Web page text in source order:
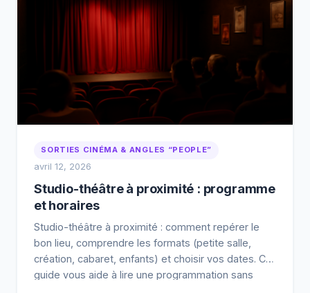
SORTIES CINÉMA & ANGLES “PEOPLE”
avril 12, 2026
Studio-théâtre à proximité : programme
et horaires
Studio-théâtre à proximité : comment repérer le
bon lieu, comprendre les formats (petite salle,
création, cabaret, enfants) et choisir vos dates. Ce
guide vous aide à lire une programmation sans